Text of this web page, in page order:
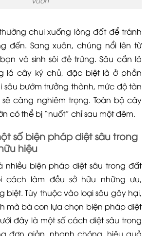
chui xuống lòng đất để tránh
đến. Sang xuân, chúng nổi lên từ
và sinh sôi đẻ trứng. Sâu cắn lá
lá cây ký chủ, đặc biệt là ở phần
sâu bướm trưởng thành, mức độ tàn
càng nghiêm trọng. Toàn bộ cây
có thể bị “nuốt” chỉ sau một đêm.
số biện pháp diệt sâu trong
hiệu
nhiều biện pháp diệt sâu trong đất
cách làm đều sở hữu những ưu,
biệt. Tùy thuộc vào loại sâu gây hại,
mà bà con lựa chọn biện pháp diệt
đây là một số cách diệt sâu trong
đơn giản, nhanh chóng, hiệu quả